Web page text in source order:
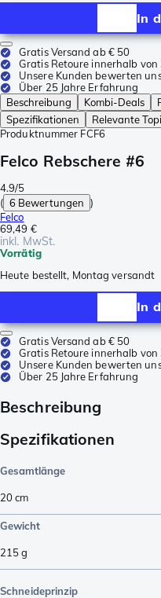
In
Gratis Versand ab € 50
Gratis Retoure innerhalb von
Unsere Kunden bewerten
Über 25 Jahre Erfahrung
Beschreibung
Kombi-Deals
Spezifikationen
Relevante
Produktnummer FCF6
Felco Rebschere #6
4.9/5
( 6 Bewertungen )
Felco
69,49 €
inkl. MwSt.
Vorrätig
Heute bestellt, Montag versandt
In
Gratis Versand ab € 50
Gratis Retoure innerhalb von
Unsere Kunden bewerten
Über 25 Jahre Erfahrung
Beschreibung
Spezifikationen
Gesamtlänge
20cm
Gewicht
215g
Schneideprinzip